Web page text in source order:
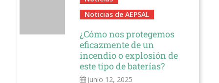
Noticias de AEPSAL
¿Cómo nos protegemos
eficazmente de un
incendio o explosión de
este tipo de baterías?
junio 12, 2025